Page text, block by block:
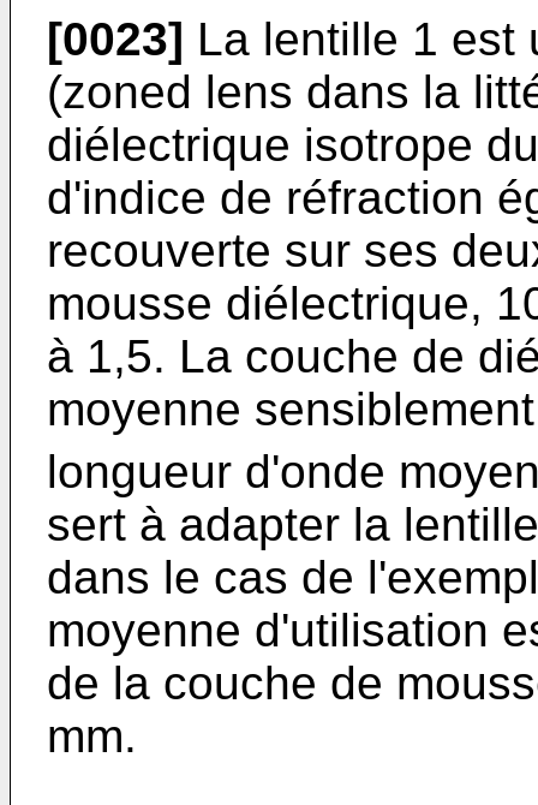
[0023] La lentille 1 est
(zoned lens dans la
diélectrique isotrope
d'indice de réfraction
recouverte sur ses
mousse diélectrique,
à 1,5. La couche de
moyenne
longueur d'onde
sert à adapter la
dans le cas de
moyenne d'utilisation
de la couche de
mm.